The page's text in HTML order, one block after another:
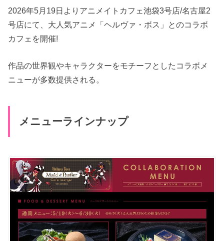
2026年5月19日よりアニメイトカフェ池袋3号店/名古屋2
号店にて、大人気アニメ「ヘルヴァ・ボス」とのコラボ
カフェを開催!
作品の世界観やキャラクターをモチーフとしたコラボメ
ニューが多数提供される。
メニューラインナップ